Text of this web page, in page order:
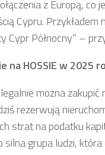
z Europą,
Cypru.
Cypr Północny” –
HOSSIE w 2025
można
rezerwują
strat na podatku
silna grupa ludzi,